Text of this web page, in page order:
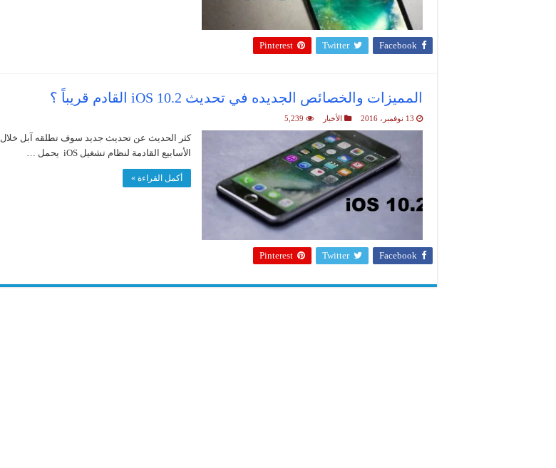
Facebook
Twitter
Pinterest
المميزات والخصائص الجديده في تحديث iOS 10.2 القادم قريباً ؟
13 نوفمبر، 2016 الأخبار 5,239
كثر الحديث عن تحديث جديد سوف تطلقه آبل خلال
الأسابيع القادمة لنظام تشغيل iOS يحمل …
أكمل القراءة »
Facebook
Twitter
Pinterest